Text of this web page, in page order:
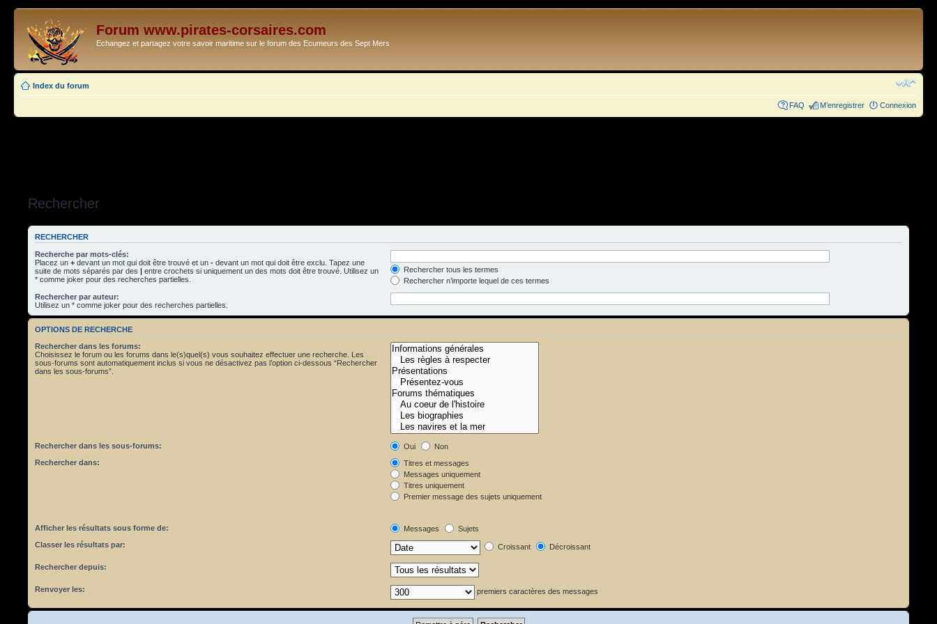
Forum www.pirates-corsaires.com
Echangez et partagez votre savoir maritime sur le forum des Ecumeurs des Sept Mers
Index du forum
FAQ M’enregistrer Connexion
Rechercher
RECHERCHER
Recherche par mots-clés:
Placez un + devant un mot qui doit être trouvé et un - devant un mot qui doit être exclu. Tapez une
suite de mots séparés par des | entre crochets si uniquement un des mots doit être trouvé. Utilisez un
* comme joker pour des recherches partielles.
Rechercher tous les termes
Rechercher n’importe lequel de ces termes
Rechercher par auteur:
Utilisez un * comme joker pour des recherches partielles.
OPTIONS DE RECHERCHE
Rechercher dans les forums:
Choisissez le forum ou les forums dans le(s)quel(s) vous souhaitez effectuer une recherche. Les
sous-forums sont automatiquement inclus si vous ne désactivez pas l’option ci-dessous “Rechercher
dans les sous-forums”.
Rechercher dans les sous-forums: Oui
Non
Rechercher dans:
Titres et messages
Messages uniquement
Titres uniquement
Premier message des sujets uniquement
Afficher les résultats sous forme de: Messages
Sujets
Classer les résultats par:
Croissant Décroissant
Rechercher depuis:
Renvoyer les: premiers caractères des messages